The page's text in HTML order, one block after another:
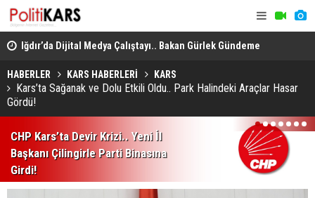
Iğdır’da Dijital Medya Çalıştayı.. Bakan Gürlek Gündeme
İlişkin Soruları Yanıtladı!
HABERLER KARS HABERLERİ KARS
Kars’ta Sağanak ve Dolu Etkili Oldu.. Park Halindeki Araçlar Hasar
Gördü!
CHP Kars’ta Devir Krizi.. Yeni İl
Başkanı Çilingirle Parti Binasına
Girdi!
1 2 3 4 5 6 7